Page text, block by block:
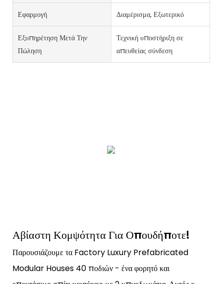
Εφαρμογή Διαμέρισμα, Εξωτερικό
Εξυπηρέτηση Μετά Την
Πώληση
Τεχνική υποστήριξη σε
απευθείας σύνδεση
Αβίαστη Κομψότητα Για Οπουδήποτε!
Παρουσιάζουμε τα Factory Luxury Prefabricated
Modular Houses 40 ποδιών - ένα φορητό και